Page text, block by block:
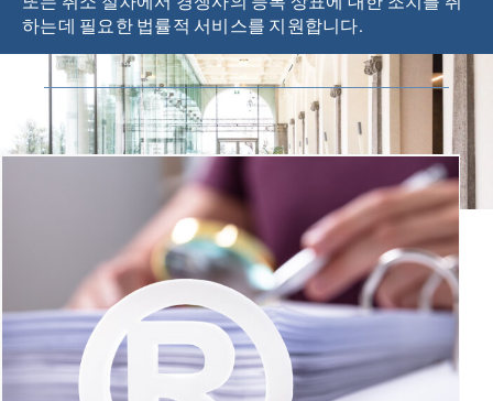
하는데 필요한 법률적 서비스를 지원합니다.